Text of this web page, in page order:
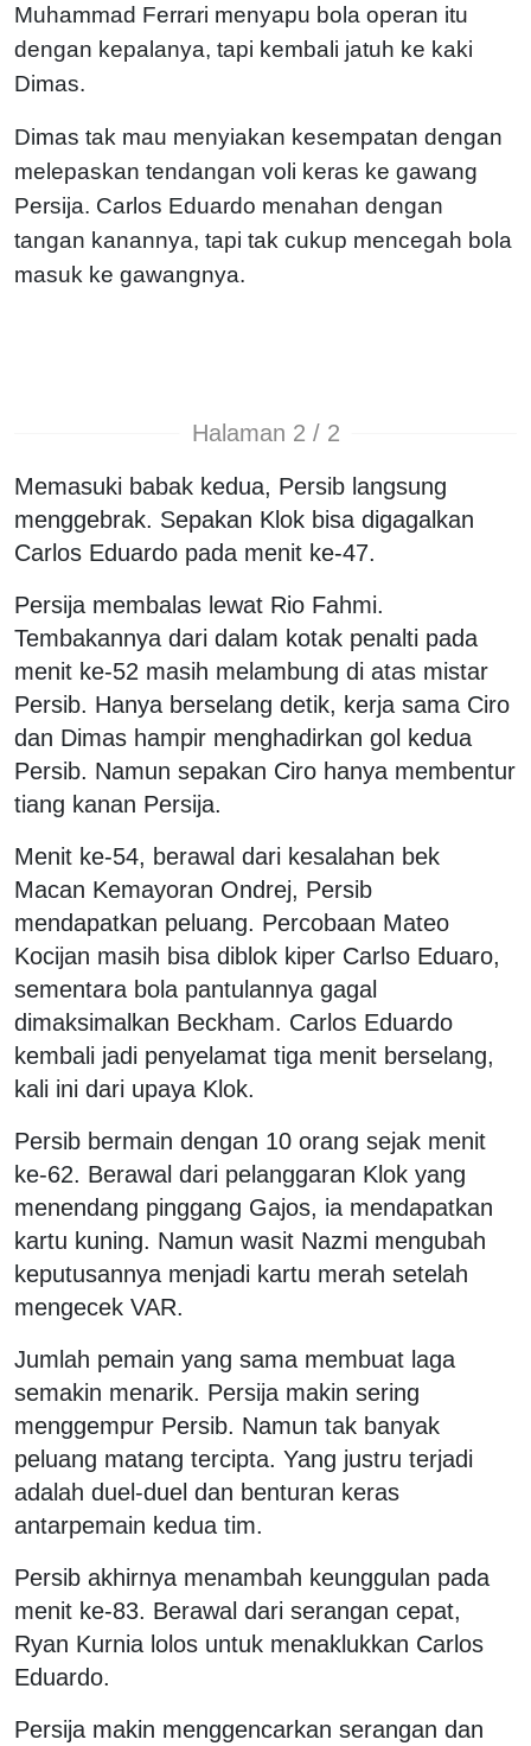
Muhammad Ferrari menyapu bola operan itu
dengan kepalanya, tapi kembali jatuh ke kaki
Dimas.
Dimas tak mau menyiakan kesempatan dengan
melepaskan tendangan voli keras ke gawang
Persija. Carlos Eduardo menahan dengan
tangan kanannya, tapi tak cukup mencegah bola
masuk ke gawangnya.
Halaman 2 / 2
Memasuki babak kedua, Persib langsung
menggebrak. Sepakan Klok bisa digagalkan
Carlos Eduardo pada menit ke-47.
Persija membalas lewat Rio Fahmi.
Tembakannya dari dalam kotak penalti pada
menit ke-52 masih melambung di atas mistar
Persib. Hanya berselang detik, kerja sama Ciro
dan Dimas hampir menghadirkan gol kedua
Persib. Namun sepakan Ciro hanya membentur
tiang kanan Persija.
Menit ke-54, berawal dari kesalahan bek
Macan Kemayoran Ondrej, Persib
mendapatkan peluang. Percobaan Mateo
Kocijan masih bisa diblok kiper Carlso Eduaro,
sementara bola pantulannya gagal
dimaksimalkan Beckham. Carlos Eduardo
kembali jadi penyelamat tiga menit berselang,
kali ini dari upaya Klok.
Persib bermain dengan 10 orang sejak menit
ke-62. Berawal dari pelanggaran Klok yang
menendang pinggang Gajos, ia mendapatkan
kartu kuning. Namun wasit Nazmi mengubah
keputusannya menjadi kartu merah setelah
mengecek VAR.
Jumlah pemain yang sama membuat laga
semakin menarik. Persija makin sering
menggempur Persib. Namun tak banyak
peluang matang tercipta. Yang justru terjadi
adalah duel-duel dan benturan keras
antarpemain kedua tim.
Persib akhirnya menambah keunggulan pada
menit ke-83. Berawal dari serangan cepat,
Ryan Kurnia lolos untuk menaklukkan Carlos
Eduardo.
Persija makin menggencarkan serangan dan